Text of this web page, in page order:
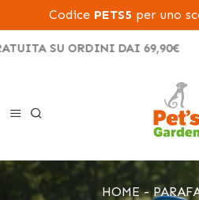
Codice PETS5 per uno
SU ORDINI DAI 69,90€
HOME